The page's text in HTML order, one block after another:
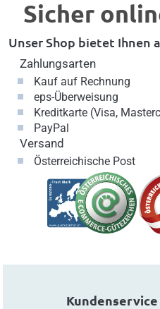
Sicher
Unser Shop bietet Ihnen
Zahlungsarten
Kauf auf Rechnung
eps-Überweisung
Kreditkarte (Visa,
PayPal
Versand
Österreichische Post
Kundenservice